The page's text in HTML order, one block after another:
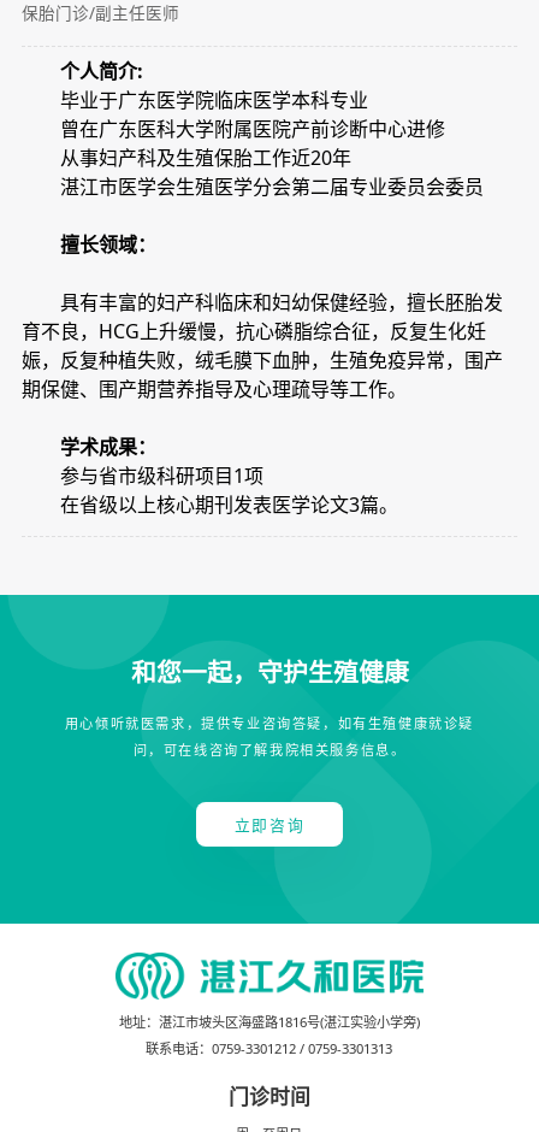
保胎门诊/副主任医师
个人简介:
毕业于广东医学院临床医学本科专业
曾在广东医科大学附属医院产前诊断中心进修
从事妇产科及生殖保胎工作近20年
湛江市医学会生殖医学分会第二届专业委员会委员
擅长领域：
具有丰富的妇产科临床和妇幼保健经验，擅长胚胎发
育不良，HCG上升缓慢，抗心磷脂综合征，反复生化妊
娠，反复种植失败，绒毛膜下血肿，生殖免疫异常，围产
期保健、围产期营养指导及心理疏导等工作。
学术成果：
参与省市级科研项目1项
在省级以上核心期刊发表医学论文3篇。
和您一起，守护生殖健康
用心倾听就医需求，提供专业咨询答疑，如有生殖健康就诊疑
问，可在线咨询了解我院相关服务信息。
立即咨询
地址： 湛江市坡头区海盛路1816号(湛江实验小学旁)
联系电话：0759-3301212 /0759-3301313
门诊时间